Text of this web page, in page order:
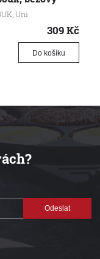
Uni
309Kč
Do košíku
Odeslat